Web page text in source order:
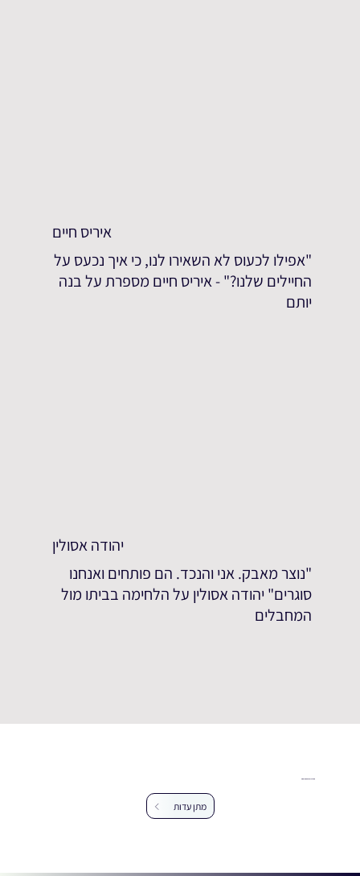
איריס חיים
"אפילו לכעוס לא השאירו לנו, כי איך נכעס על
החיילים שלנו?" - איריס חיים מספרת על בנה
יותם
יהודה אסולין
"נוצר מאבק. אני והנכד. הם פותחים ואנחנו
סוגרים" יהודה אסולין על הלחימה בביתו מול
המחבלים
מתן עדות